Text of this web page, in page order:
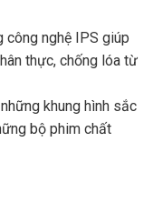
nghệ IPS giúp
thực, chống lóa từ
khung hình sắc
bộ phim chất